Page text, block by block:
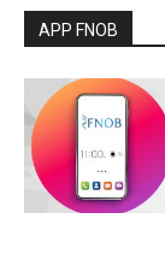
APP FNOB